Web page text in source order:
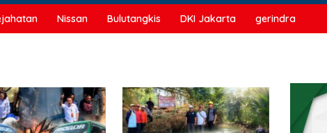
Nissan Bulutangkis DKI Jakarta gerindra